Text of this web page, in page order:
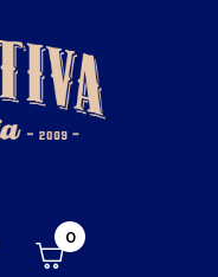
0